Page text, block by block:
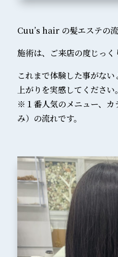
Cuu’s hair の髪エステの流
施術は、ご来店の度じっく
これまで体験した事がな
上がりを実感してください。
※１番人気のメニュー、カ
み）の流れです。